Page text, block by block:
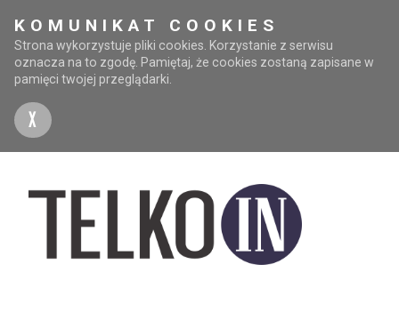
KOMUNIKAT COOKIES
Strona wykorzystuje pliki cookies. Korzystanie z serwisu
oznacza na to zgodę. Pamiętaj, że cookies zostaną zapisane w
pamięci twojej przeglądarki.
X